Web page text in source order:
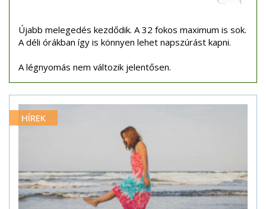
Újabb melegedés kezdődik. A 32 fokos maximum is sok.
A déli órákban így is könnyen lehet napszúrást kapni.
A légnyomás nem változik jelentősen.
HÍREK